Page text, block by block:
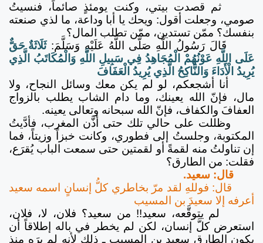
ثم قصدت بيتي، وكنت يومئذٍ صائماً، فنسيتُ
صومي، وجعلت أقول: ويحك يا أبا وداعة، ما لذي صنعته
بنفسك؟ ممّن تستدين، ممّن تطلب المال؟
قَالَ رَسُولُ اللَّهِ صَلَّى اللَّهُ عَلَيْهِ وَسَلَّمَ: ثَلَاثَةٌ حَقٌّ
عَلَى اللَّهِ عَوْنُهُمْ الْمُجَاهِدُ فِي سَبِيلِ اللَّهِ وَالْمُكَاتَبُ الَّذِي
يُرِيدُ الْأَدَاءَ وَالنَّاكِحُ الَّذِي يُرِيدُ الْعَفَافَ
أنا أشجعكم، لو لم يكن معك وسائل النجاح، ولا
مال، فإنّ الله يعينك، وما دام الشاب يطلب بالزواج
العفافَ والكفاف، فإنّ الله سبحانه وتعالى يعينه.
وظللت على حالي تلك حتى أذَّن المغرب، فأدَّيتُ
المكتوبة، وجلستُ إلى فطوري، وكانت خبزاً وزيتاً، فما
إن تناولتُ منه لقمةً أو لقمتين حتى سمعت الباب يُقرَع،
فقلت: من الطارق؟
قال: سعيد.
قال: فوللهِ لقد مرّ بخاطري كلُّ إنسانٍ اسمه سعيد
أعرفه إلا سعيدَ بن المسيب
لم يتوقَّعه، سعيد!! من سعيد؟ فلان، لا، فلان،
استعرض كلَّ إنسان، لكن لم يخطر في باله إطلاقاً أن
يكون الطارق سعيد بن المسيب ـ ذلك لأنه لم يرَه منذ